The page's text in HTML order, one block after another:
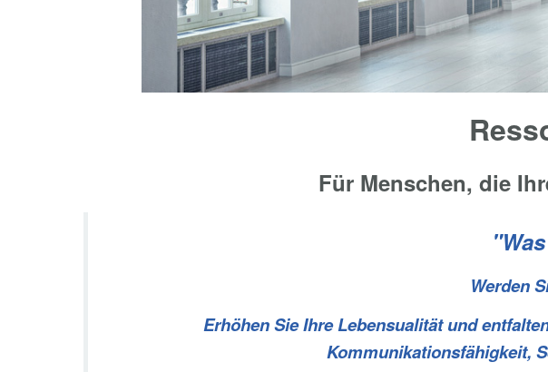
Für Menschen, die
Werden
Erhöhen Sie Ihre Lebensualität und
Kommunikationsfähigkeit,